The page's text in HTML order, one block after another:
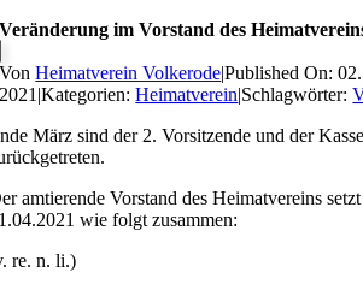
Veränderung im Vorstand des
VonHeimatverein Volkerode|Published On:
2021 |Kategorien:Heimatverein|Schlagwörter:
März sind der 2. Vorsitzende und der
amtierende Vorstand des Heimatvereins
wie folgt zusammen:
re. n. li.)